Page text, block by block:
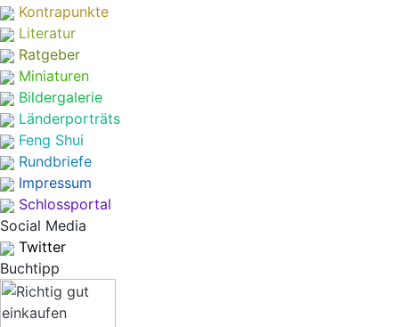
Kontrapunkte
Literatur
Ratgeber
Miniaturen
Bildergalerie
Länderporträts
Feng Shui
Rundbriefe
Impressum
Schlossportal
Social Media
Twitter
Buchtipp